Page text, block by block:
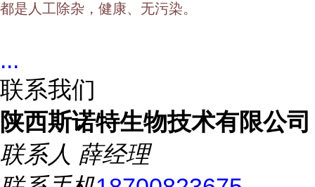
都是人工除杂，健康、无污染。
...
联系我们
陕西斯诺特生物技术有限公司
联系人 薛经理